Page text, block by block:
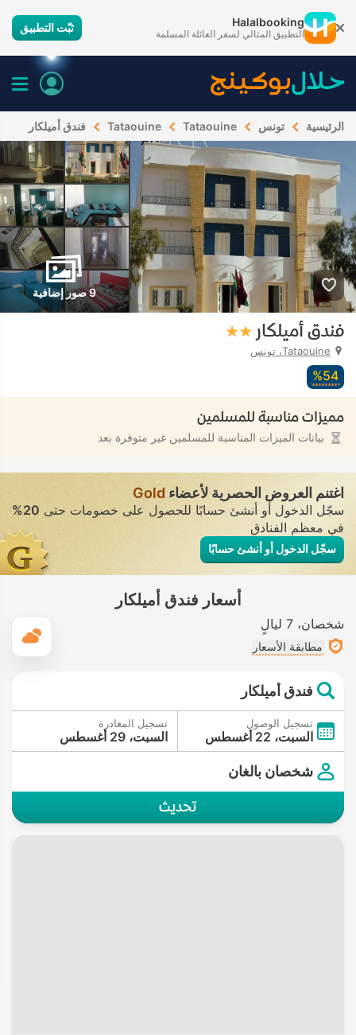
Halalbooking
التطبيق المثالي لسفر العائلة المسلمة ثبّت التطبيق
الرئيسية تونس Tataouine
Tataouine فندق أميلكار
9 صور إضافية
فندق أميلكار
Tataouine، تونس
54‏%
مميزات مناسبة للمسلمين
بيانات الميزات المناسبة للمسلمين غير متوفرة بعد
اغتنم العروض الحصرية لأعضاء Gold
سجّل الدخول أو أنشئ حسابًا للحصول على خصومات حتى20%
في معظم الفنادق
سجّل الدخول أو أنشئ حسابًا
أسعار فندق أميلكار
شخصان 7 ليالٍ
مطابقة الأسعار
فندق أميلكار
تسجيل الوصول
السبت، 22 أغسطس
تسجيل المغادرة
السبت، 29 أغسطس
شخصان بالغان
تحديث